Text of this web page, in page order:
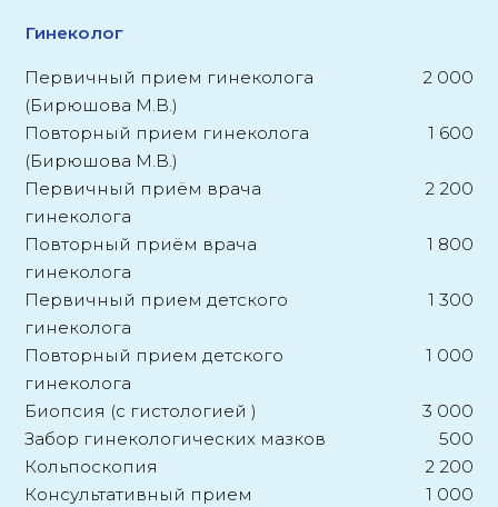
Гинеколог
Первичный прием гинеколога
(Бирюшова М.В.)
2 000
Повторный прием гинеколога
(Бирюшова М.В.)
1 600
Первичный приём врача
гинеколога
2 200
Повторный приём врача
гинеколога
1 800
Первичный прием детского
гинеколога
1 300
Повторный прием детского
гинеколога
1 000
Биопсия (с гистологией )
3 000
Забор гинекологических мазков
500
Кольпоскопия
2 200
Консультативный прием
1 000